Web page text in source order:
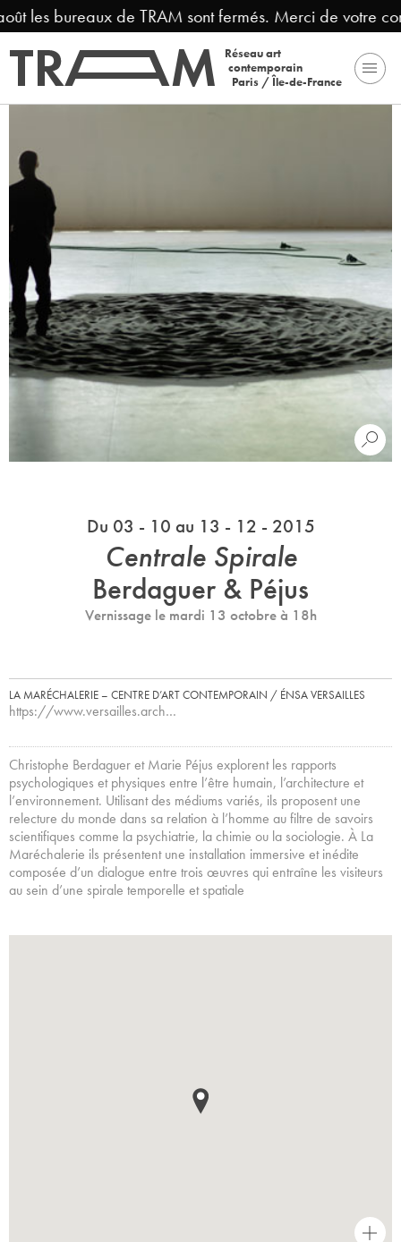
les bureaux de TRAM sont fermés. Merci de votre
Réseau art
contemporain
Paris / Île-de-France
Du 03 - 10 au 13 - 12 - 2015
Centrale Spirale
Berdaguer & Péjus
Vernissage le mardi 13 octobre à 18h
LA MARÉCHALERIE – CENTRE D’ART CONTEMPORAIN / ÉNSA VERSAILLES
https://www.versailles.arch…
Christophe Berdaguer et Marie Péjus explorent les rapports
psychologiques et physiques entre l’être humain, l’architecture et
l’environnement. Utilisant des médiums variés, ils proposent une
relecture du monde dans sa relation à l’homme au filtre de savoirs
scientifiques comme la psychiatrie, la chimie ou la sociologie. À La
Maréchalerie ils présentent une installation immersive et inédite
composée d’un dialogue entre trois œuvres qui entraîne les visiteurs
au sein d’une spirale temporelle et spatiale